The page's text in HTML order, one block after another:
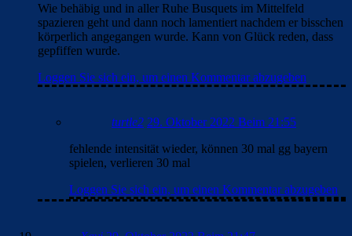
Wie behäbig und in aller Ruhe Busquets im Mittelfeld
spazieren geht und dann noch lamentiert nachdem er bisschen
körperlich angegangen wurde. Kann von Glück reden, dass
gepfiffen wurde.
Loggen Sie sich ein, um einen Kommentar abzugeben
turtle2 29. Oktober 2022 Beim 21:55
fehlende intensität wieder, können 30 mal gg bayern
spielen, verlieren 30 mal
Loggen Sie sich ein, um einen Kommentar abzugeben